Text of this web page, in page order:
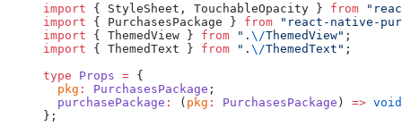
import { StyleSheet, TouchableOpacity } from
import { PurchasesPackage } from "react-native-
import { ThemedView } from ". \/ThemedView" ;
import { ThemedText } from ". \/ThemedText" ;
type Props = {
  pkg
: PurchasesPackage ;
  purchasePackage
: ( pkg : PurchasesPackage ) => void
};